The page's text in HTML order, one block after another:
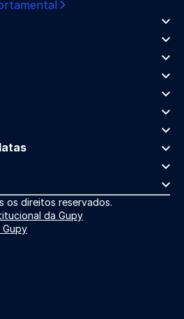
os direitos reservados.
da Gupy
Gupy